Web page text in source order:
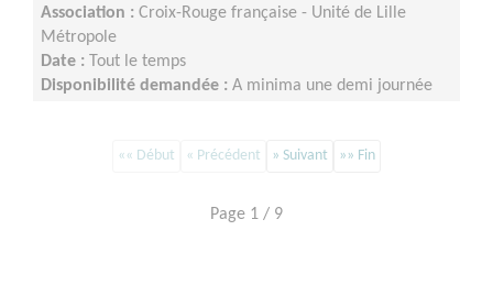
Association : Croix-Rouge française - Unité de Lille
Métropole
Date : Tout le temps
Disponibilité demandée : A minima une demi journée
«« Début « Précédent » Suivant »» Fin
Page 1 / 9